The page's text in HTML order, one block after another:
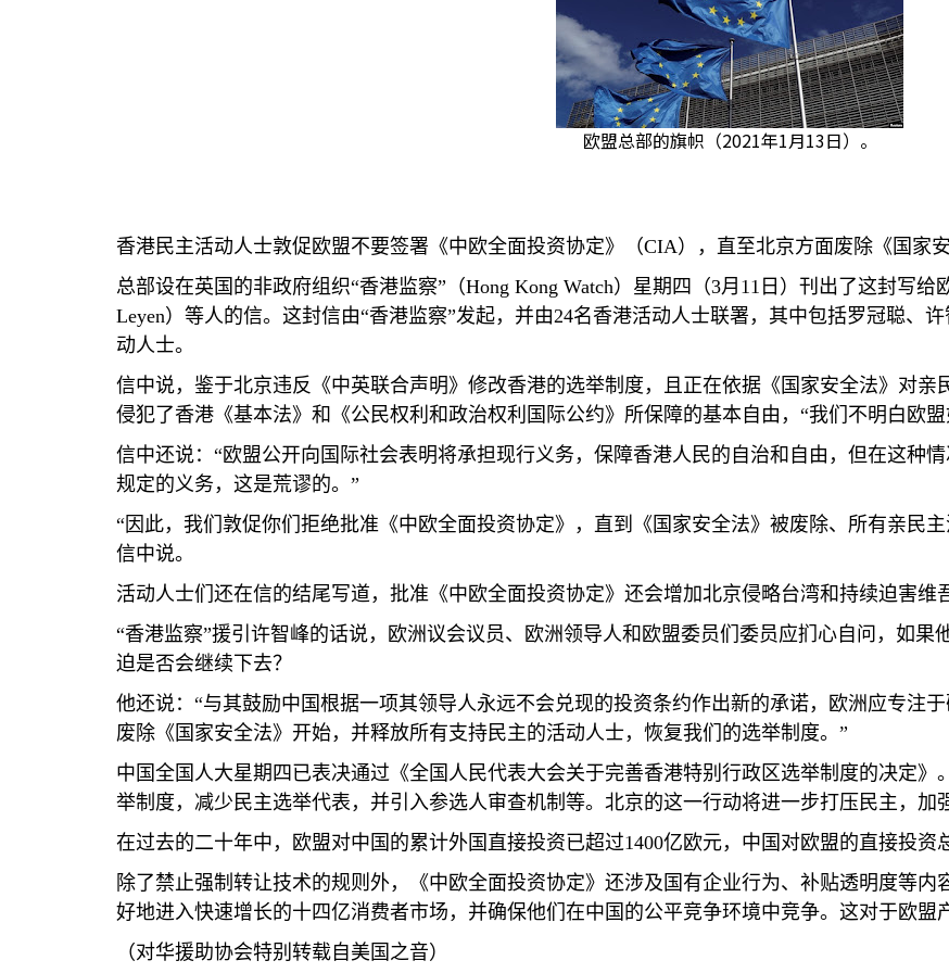
欧盟总部的旗帜（2021年1月13日）。
香港民主活动人士敦促欧盟不要签署《中欧全面投资协定》（CIA），直至北京方面废除《国家
总部设在英国的非政府组织“香港监察”（Hong Kong Watch）星期四（3月 11 日）刊出了这封写给
Leyen）等人的信。这封信由“香港监察”发起，并由24名香港活动人士联署，其中包括罗冠聪、
动人士。
信中说，鉴于北京违反《中英联合声明》修改香港的选举制度，且正在依据《国家安全法》对亲
侵犯了香港《基本法》和《公民权利和政治权利国际公约》所保障的基本自由，“我们不明白欧
信中还说：“欧盟公开向国际社会表明将承担现行义务，保障香港人民的自治和自由，但在这种
规定的义务，这是荒谬的。”
“因此，我们敦促你们拒绝批准《中欧全面投资协定》，直到《国家安全法》被废除、所有亲民
信中说。
活动人士们还在信的结尾写道，批准《中欧全面投资协定》还会增加北京侵略台湾和持续迫害维
“香港监察”援引许智峰的话说，欧洲议会议员、欧洲领导人和欧盟委员们委员应扪心自问，如果
迫是否会继续下去？
他还说：“与其鼓励中国根据一项其领导人永远不会兑现的投资条约作出新的承诺，欧洲应专注
废除《国家安全法》开始，并释放所有支持民主的活动人士，恢复我们的选举制度。”
中国全国人大星期四已表决通过《全国人民代表大会关于完善香港特别行政区选举制度的决定
举制度，减少民主选举代表，并引入参选人审查机制等。北京的这一行动将进一步打压民主，加
在过去的二十年中，欧盟对中国的累计外国直接投资已超过1400亿欧元，中国对欧盟的直接投资
除了禁止强制转让技术的规则外，《中欧全面投资协定》还涉及国有企业行为、补贴透明度等内
好地进入快速增长的十四亿消费者市场，并确保他们在中国的公平竞争环境中竞争。这对于欧盟
（对华援助协会特别转载自美国之音）